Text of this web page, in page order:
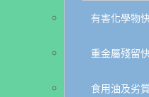
有害化學物
重金屬殘留
食用油及劣